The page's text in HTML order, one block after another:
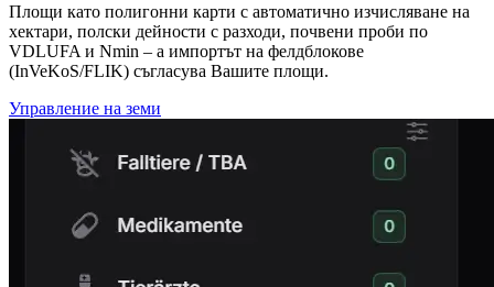
Площи като полигонни карти с автоматично изчисляване на
хектари, полски дейности с разходи, почвени проби по
VDLUFA и Nmin – а импортът на фелдблокове
(InVeKoS/FLIK) съгласува Вашите площи.
Управление на земи